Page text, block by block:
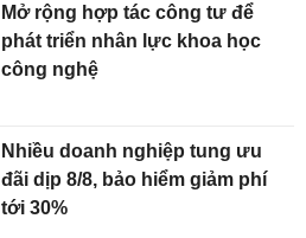
Mở rộng hợp tác công tư để
phát triển nhân lực khoa học
công nghệ
Nhiều doanh nghiệp tung ưu
đãi dịp 8/8, bảo hiểm giảm phí
tới 30%